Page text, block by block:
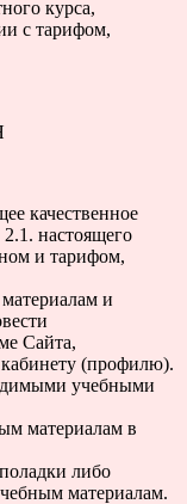
курса,
с тарифом,
качественное
настоящего
и тарифом,
и
Сайта,
(профилю).
учебными
материалам в
либо
материалам.